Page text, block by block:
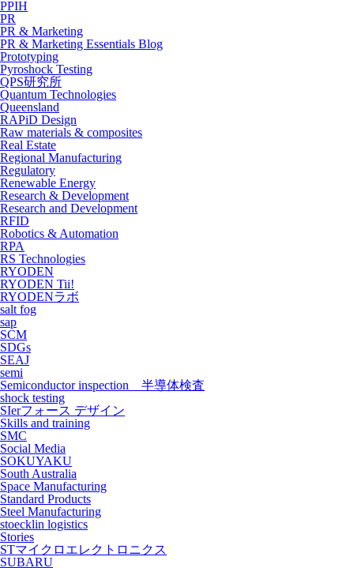
PPIH
PR
PR & Marketing
PR & Marketing Essentials Blog
Prototyping
Pyroshock Testing
QPS研究所
Quantum Technologies
Queensland
RAPiD Design
Raw materials & composites
Real Estate
Regional Manufacturing
Regulatory
Renewable Energy
Research & Development
Research and Development
RFID
Robotics & Automation
RPA
RS Technologies
RYODEN
RYODEN Tii!
RYODENラボ
salt fog
sap
SCM
SDGs
SEAJ
semi
Semiconductor inspection 半導体検査
shock testing
SIerフォース デザイン
Skills and training
SMC
Social Media
SOKUYAKU
South Australia
Space Manufacturing
Standard Products
Steel Manufacturing
stoecklin logistics
Stories
STマイクロエレクトロニクス
SUBARU